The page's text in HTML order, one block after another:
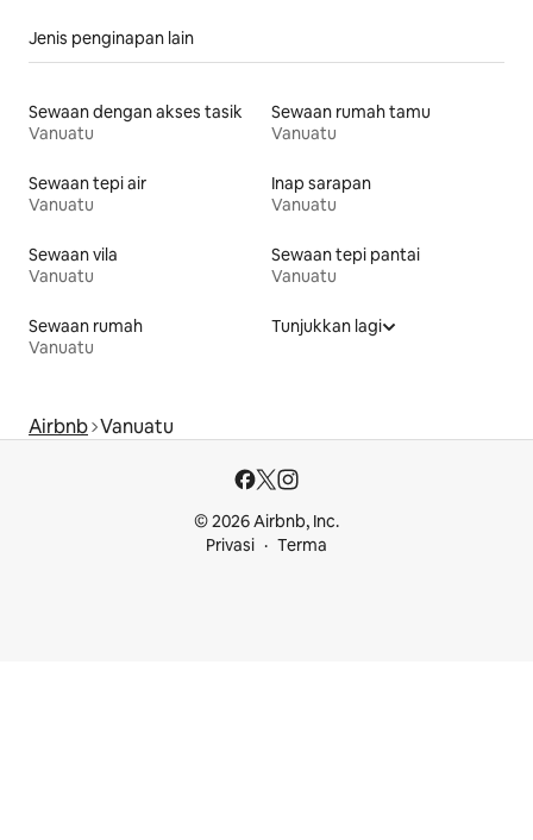
Jenis penginapan lain
Sewaan dengan akses tasik
Vanuatu
Sewaan rumah tamu
Vanuatu
Sewaan tepi air
Vanuatu
Inap sarapan
Vanuatu
Sewaan vila
Vanuatu
Sewaan tepi pantai
Vanuatu
Sewaan rumah
Vanuatu
Tunjukkan lagi
Airbnb Vanuatu
© 2026 Airbnb, Inc.
Privasi
Terma